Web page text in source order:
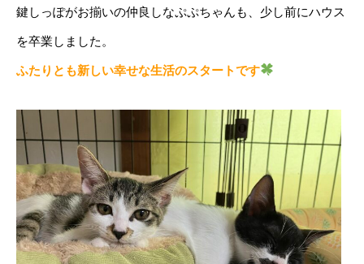
鍵しっぽがお揃いの仲良しなぷぷちゃんも、少し前にハウス
を卒業しました。
ふたりとも新しい幸せな生活のスタートです